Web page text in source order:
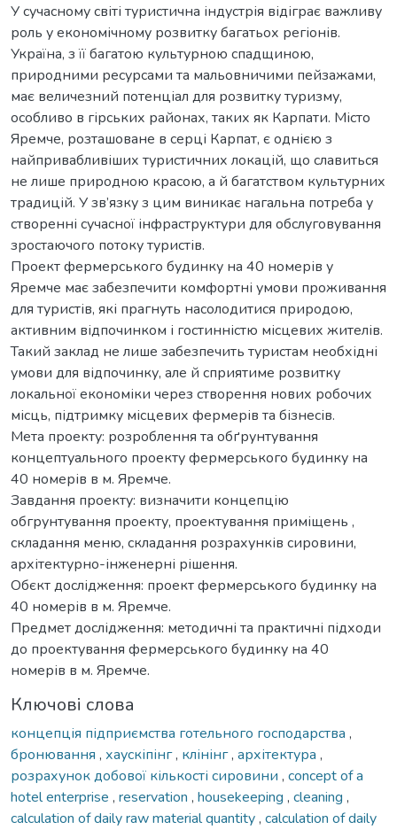
У сучасному світі туристична індустрія відіграє важливу
роль у економічному розвитку багатьох регіонів.
Україна, з її багатою культурною спадщиною,
природними ресурсами та мальовничими пейзажами,
має величезний потенціал для розвитку туризму,
особливо в гірських районах, таких як Карпати. Місто
Яремче, розташоване в серці Карпат, є однією з
найпривабливіших туристичних локацій, що славиться
не лише природною красою, а й багатством культурних
традицій. У зв’язку з цим виникає нагальна потреба у
створенні сучасної інфраструктури для обслуговування
зростаючого потоку туристів.
Проект фермерського будинку на 40 номерів у
Яремче має забезпечити комфортні умови проживання
для туристів, які прагнуть насолодитися природою,
активним відпочинком і гостинністю місцевих жителів.
Такий заклад не лише забезпечить туристам необхідні
умови для відпочинку, але й сприятиме розвитку
локальної економіки через створення нових робочих
місць, підтримку місцевих фермерів та бізнесів.
Мета проекту: розроблення та обґрунтування
концептуального проекту фермерського будинку на
40 номерів в м. Яремче.
Завдання проекту: визначити концепцію
обгрунтування проекту, проектування приміщень ,
складання меню, складання розрахунків сировини,
архітектурно-інженерні рішення.
Обєкт дослідження: проект фермерського будинку на
40 номерів в м. Яремче.
Предмет дослідження: методичні та практичні підходи
до проектування фермерського будинку на 40
номерів в м. Яремче.
Ключові слова
концепція підприємства готельного господарства ,
бронювання , хаускіпінг, клінінг, архітектура ,
розрахунок добової кількості сировини , concept of a
hotel enterprise , reservation , housekeeping , cleaning ,
calculation of daily raw material quantity, calculation of daily